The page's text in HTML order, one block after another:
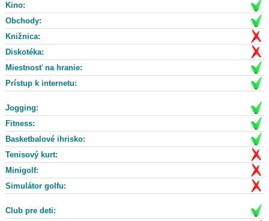
Kino:
Obchody:
Knižnica:
Diskotéka:
Miestnosť na hranie:
Prístup k internetu:
Jogging:
Fitness:
Basketbalové ihrisko:
Tenisový kurt:
Minigolf:
Simulátor golfu:
Club pre deti: